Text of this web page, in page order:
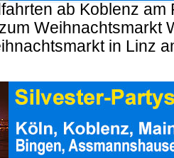
ab Koblenz am
Weihnachtsmarkt
in Linz